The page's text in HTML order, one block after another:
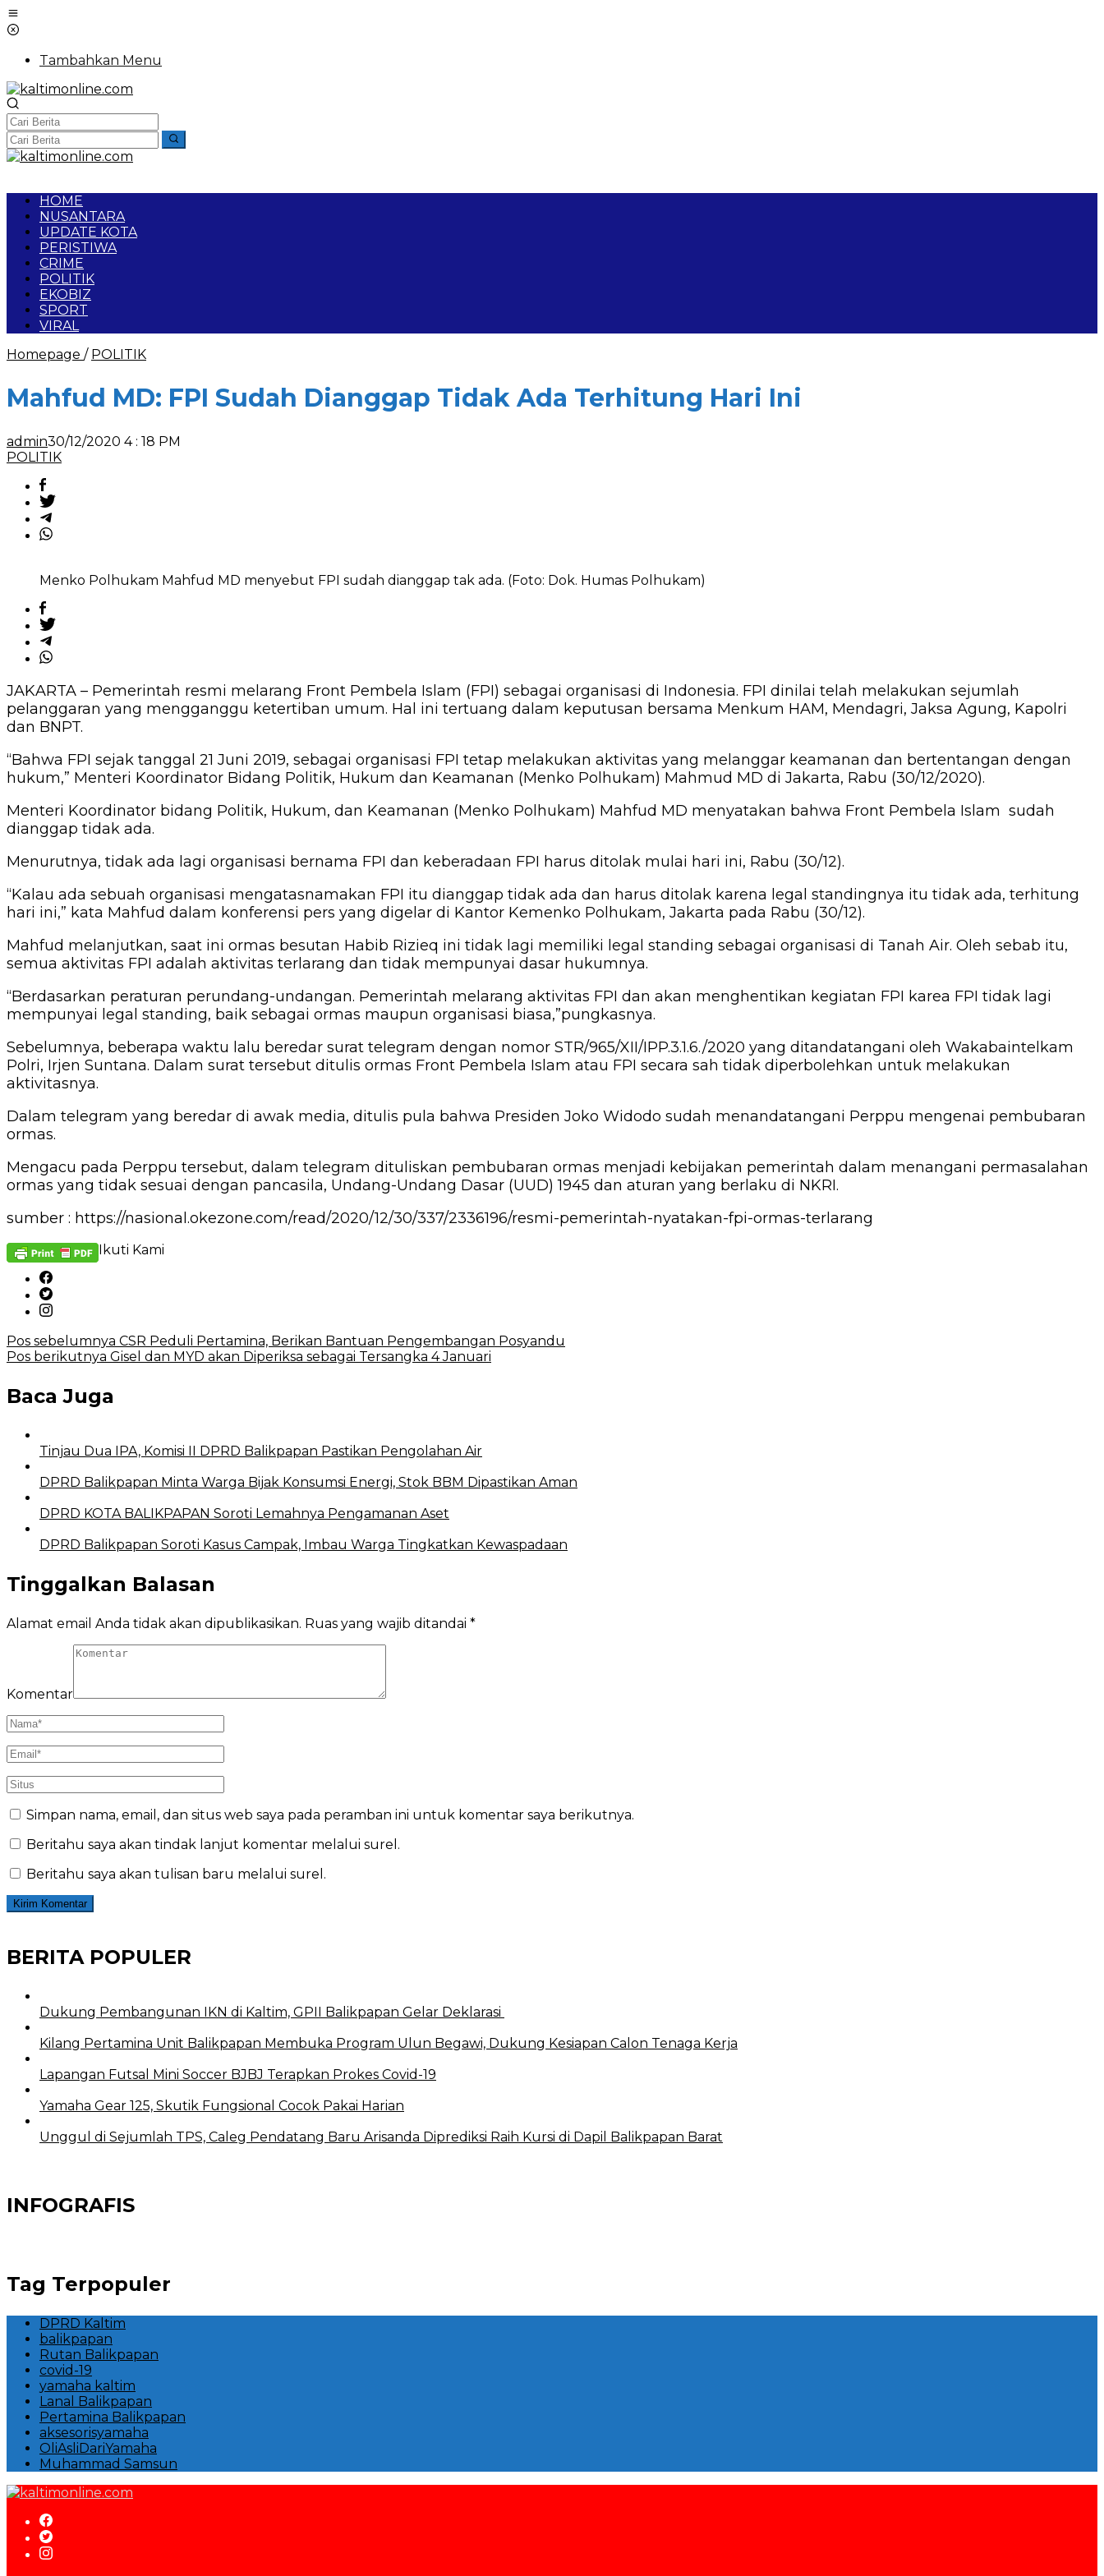
Lewati
ke
Tambahkan Menu
HOME
NUSANTARA
UPDATE KOTA
PERISTIWA
CRIME
POLITIK
EKOBIZ
SPORT
VIRAL
Homepage / POLITIKMahfud
FPI
Sudah
Ada
Mahfud MD: FPI Sudah Dianggap Tidak Ada Terhitung Hari Ini
admin30/12/2020 4 : 18 PM
POLITIK
Menko Polhukam Mahfud MD menyebut FPI sudah dianggap tak ada. (Foto: Dok. Humas Polhukam)
JAKARTA – Pemerintah resmi melarang Front Pembela Islam (FPI) sebagai organisasi di Indonesia. FPI dinilai telah melakukan sejumlah
pelanggaran yang mengganggu ketertiban umum. Hal ini tertuang dalam keputusan bersama Menkum HAM, Mendagri, Jaksa Agung, Kapolri
dan BNPT.
“Bahwa FPI sejak tanggal 21 Juni 2019, sebagai organisasi FPI tetap melakukan aktivitas yang melanggar keamanan dan bertentangan dengan
hukum,” Menteri Koordinator Bidang Politik, Hukum dan Keamanan (Menko Polhukam) Mahmud MD di Jakarta, Rabu (30/12/2020).
Menteri Koordinator bidang Politik, Hukum, dan Keamanan (Menko Polhukam) Mahfud MD menyatakan bahwa Front Pembela Islam sudah
dianggap tidak ada.
Menurutnya, tidak ada lagi organisasi bernama FPI dan keberadaan FPI harus ditolak mulai hari ini, Rabu (30/12).
“Kalau ada sebuah organisasi mengatasnamakan FPI itu dianggap tidak ada dan harus ditolak karena legal standingnya itu tidak ada, terhitung
hari ini,” kata Mahfud dalam konferensi pers yang digelar di Kantor Kemenko Polhukam, Jakarta pada Rabu (30/12).
Mahfud melanjutkan, saat ini ormas besutan Habib Rizieq ini tidak lagi memiliki legal standing sebagai organisasi di Tanah Air. Oleh sebab itu,
semua aktivitas FPI adalah aktivitas terlarang dan tidak mempunyai dasar hukumnya.
“Berdasarkan peraturan perundang-undangan. Pemerintah melarang aktivitas FPI dan akan menghentikan kegiatan FPI karea FPI tidak lagi
mempunyai legal standing, baik sebagai ormas maupun organisasi biasa,”pungkasnya.
Sebelumnya, beberapa waktu lalu beredar surat telegram dengan nomor STR/965/XII/IPP.3.1.6./2020 yang ditandatangani oleh Wakabaintelkam
Polri, Irjen Suntana. Dalam surat tersebut ditulis ormas Front Pembela Islam atau FPI secara sah tidak diperbolehkan untuk melakukan
aktivitasnya.
Dalam telegram yang beredar di awak media, ditulis pula bahwa Presiden Joko Widodo sudah menandatangani Perppu mengenai pembubaran
ormas.
Mengacu pada Perppu tersebut, dalam telegram dituliskan pembubaran ormas menjadi kebijakan pemerintah dalam menangani permasalahan
ormas yang tidak sesuai dengan pancasila, Undang-Undang Dasar (UUD) 1945 dan aturan yang berlaku di NKRI.
sumber : https://nasional.okezone.com/read/2020/12/30/337/2336196/resmi-pemerintah-nyatakan-fpi-ormas-terlarang
Ikuti Kami
Navigasi
pos
Pos sebelumnya CSR Peduli Pertamina, Berikan Bantuan Pengembangan Posyandu
Pos berikutnya Gisel dan MYD akan Diperiksa sebagai Tersangka 4 Januari
Baca Juga
Tinjau Dua IPA, Komisi II DPRD Balikpapan Pastikan Pengolahan Air
DPRD Balikpapan Minta Warga Bijak Konsumsi Energi, Stok BBM Dipastikan Aman
DPRD KOTA BALIKPAPAN Soroti Lemahnya Pengamanan Aset
DPRD Balikpapan Soroti Kasus Campak, Imbau Warga Tingkatkan Kewaspadaan
Tinggalkan Balasan
Alamat email Anda tidak akan dipublikasikan. Ruas yang wajib ditandai *
Komentar
Simpan nama, email, dan situs web saya pada peramban ini untuk komentar saya berikutnya.
Beritahu saya akan tindak lanjut komentar melalui surel.
Beritahu saya akan tulisan baru melalui surel.
BERITA POPULER
Dukung Pembangunan IKN di Kaltim, GPII Balikpapan Gelar Deklarasi
Kilang Pertamina Unit Balikpapan Membuka Program Ulun Begawi, Dukung Kesiapan Calon Tenaga Kerja
Lapangan Futsal Mini Soccer BJBJ Terapkan Prokes Covid-19
Yamaha Gear 125, Skutik Fungsional Cocok Pakai Harian
Unggul di Sejumlah TPS, Caleg Pendatang Baru Arisanda Diprediksi Raih Kursi di Dapil Balikpapan Barat
INFOGRAFIS
Tag Terpopuler
DPRD Kaltim
balikpapan
Rutan Balikpapan
covid-19
yamaha kaltim
Lanal Balikpapan
Pertamina Balikpapan
aksesorisyamaha
OliAsliDariYamaha
Muhammad Samsun